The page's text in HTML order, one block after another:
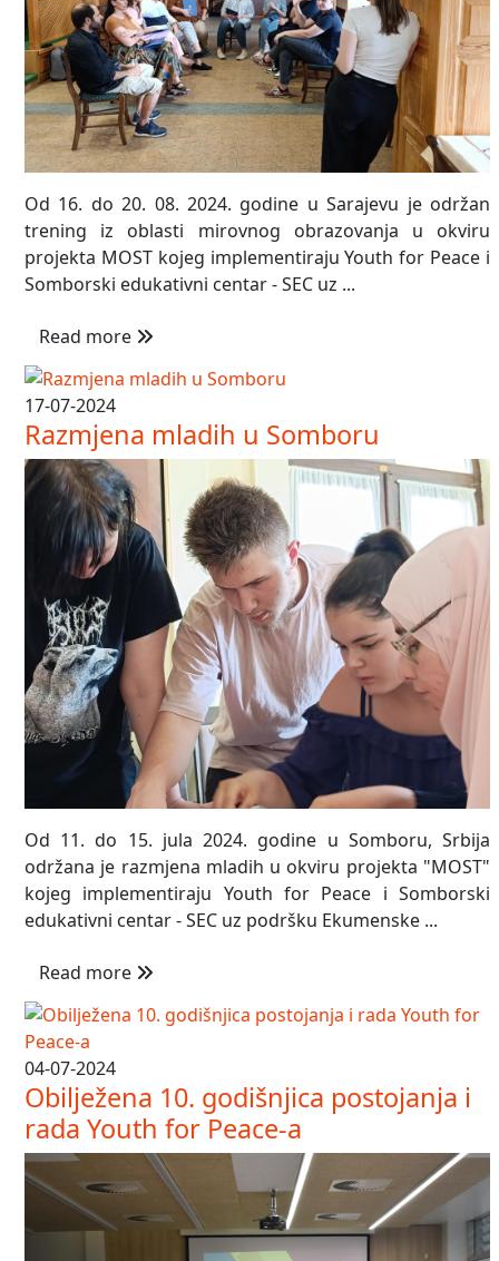
Od 16. do 20. 08. 2024. godine u Sarajevu je održan
trening iz oblasti mirovnog obrazovanja u okviru
projekta MOST kojeg implementiraju Youth for Peace i
Somborski edukativni centar - SEC uz ...
Read more
17-07-2024
Razmjena mladih u Somboru
Od 11. do 15. jula 2024. godine u Somboru, Srbija
održana je razmjena mladih u okviru projekta "MOST"
kojeg implementiraju Youth for Peace i Somborski
edukativni centar - SEC uz podršku Ekumenske ...
Read more
04-07-2024
Obilježena 10. godišnjica postojanja i
rada Youth for Peace-a